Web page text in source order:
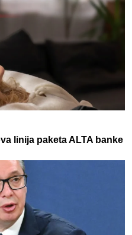
linija paketa ALTA banke